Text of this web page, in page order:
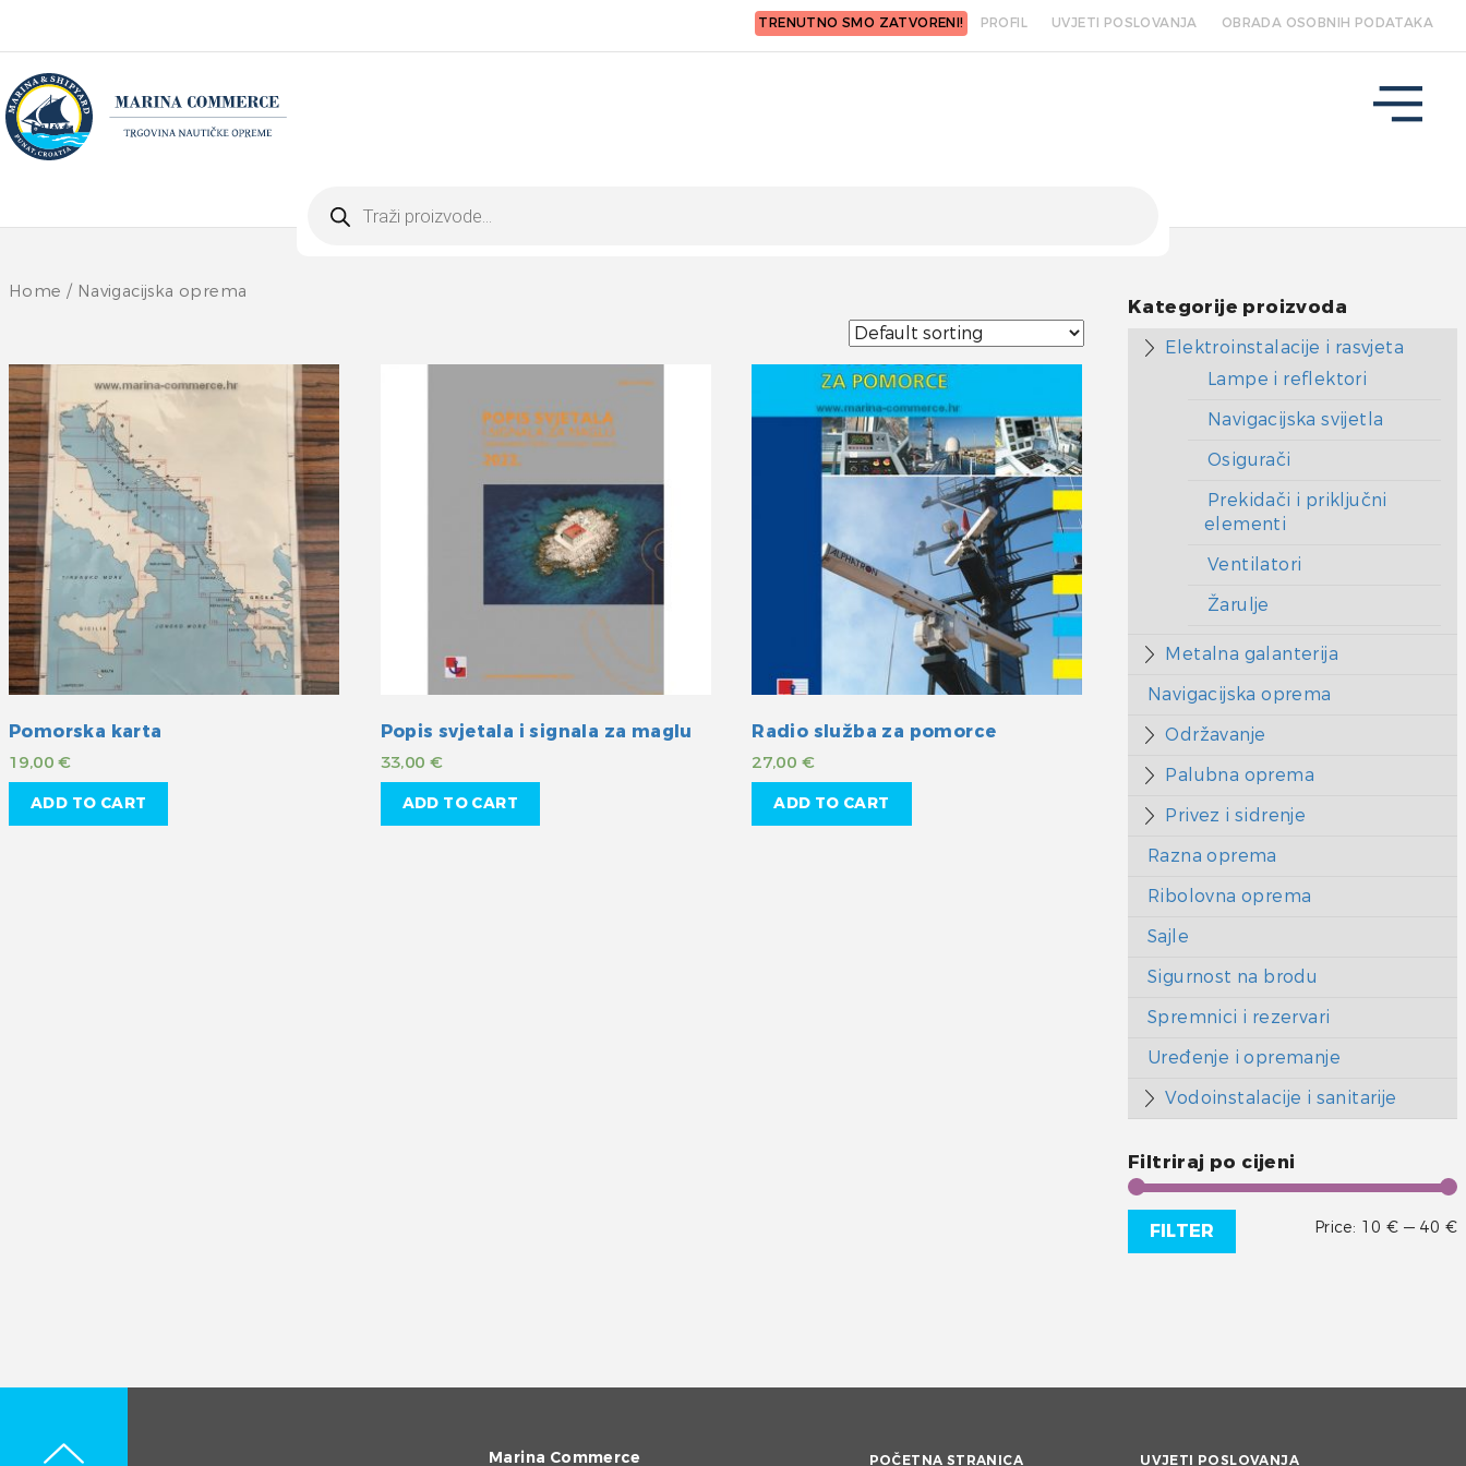
TRENUTNO SMO ZATVORENI! PROFIL UVJETI POSLOVANJA OBRADA OSOBNIH PODATAKA
search
Home / Navigacijska oprema
Pomorska karta
19,00€
ADD TO CART
Popis svjetala i signala za maglu
33,00€
ADD TO CART
Radio služba za pomorce
27,00 €
ADD TO CART
Kategorije proizvoda
Elektroinstalacije i rasvjeta
Lampe i reflektori
Navigacijska svijetla
Osigurači
Prekidači i priključni
elementi
Ventilatori
Žarulje
Metalna galanterija
Navigacijska oprema
Održavanje
Palubna oprema
Privez i sidrenje
Razna oprema
Ribolovna oprema
Sajle
Sigurnost na brodu
Spremnici i rezervari
Uređenje i opremanje
Vodoinstalacije i sanitarije
Filtriraj po cijeni
FILTER Price: 10 € — 40 €
Marina Commerce POČETNA STRANICA UVJETI POSLOVANJA